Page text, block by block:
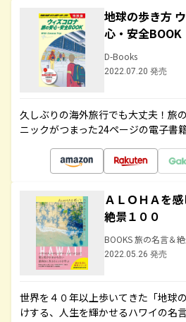
地球の歩き方
心・安全BOOK
D-Books
2022.07.20 発売
久しぶりの海外旅行でも大丈夫！旅
ニックがつまった24ページの電子書
ＡＬＯＨＡを
絶景１００
BOOKS 旅の名言＆
2022.05.26 発売
世界を４０年以上歩いてきた「地球
けする、人生を輝かせるハワイの名